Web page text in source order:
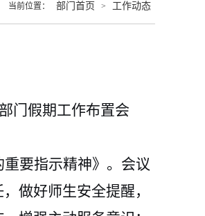
当前位置： 部门首页 > 工作动态
部门假期工作布置会
要指示精神》。 会议
，做好师生安全提醒，